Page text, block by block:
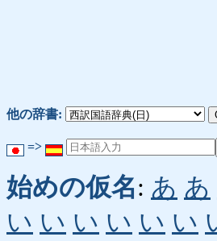
他の辞書:
=>
始めの仮名: あ あ
い い い い い い